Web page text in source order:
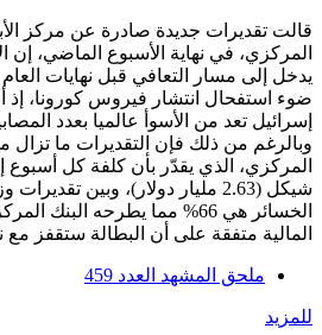
قالت تقديرات جديدة صادرة عن مركز
المركزي، في نهاية الأسبوع الماضي، إن
ضوء استفحال انتشار فيروس كورونا، إذ
إسرائيل تعد من الأسوأ عالميا بعدد
وبالرغم من ذلك فإن التقديرات ما تزال
شيكل (2.63 مليار دولار)، وبين
الخسائر هي 66% مما يطرحه
المالية متفقة على أن البطالة ستقفز مع نهاية
ملحق المشهد العدد 459
للمزيد